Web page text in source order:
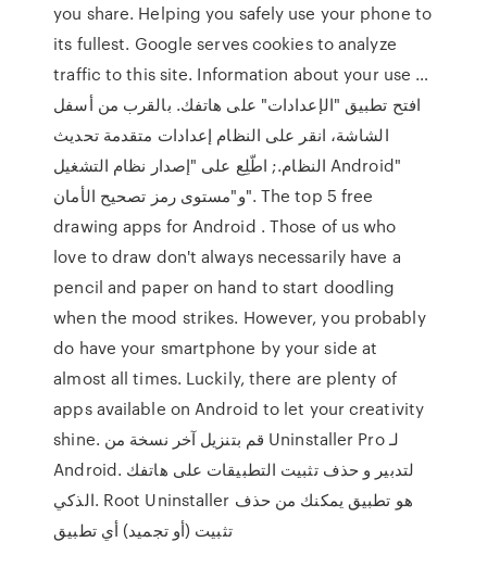
you share. Helping you safely use your phone to
its fullest. Google serves cookies to analyze
traffic to this site. Information about your use …
افتح تطبيق "الإعدادات" على هاتفك. بالقرب من أسفل
الشاشة، انقر على النظام إعدادات متقدمة تحديث
النظام.; اطّلِع على "إصدار نظام التشغيل Android"
و"مستوى رمز تصحيح الأمان". The top 5 free
drawing apps for Android . Those of us who
love to draw don't always necessarily have a
pencil and paper on hand to start doodling
when the mood strikes. However, you probably
do have your smartphone by your side at
almost all times. Luckily, there are plenty of
apps available on Android to let your creativity
shine. قم بتنزيل آخر نسخة من Uninstaller Pro لـ
Android. لتدبير و حذف تثبيت التطبيقات على هاتفك
الذكي. Root Uninstaller هو تطبيق يمكنك من حذف
تثبيت (أو تجميد) أي تطبيق